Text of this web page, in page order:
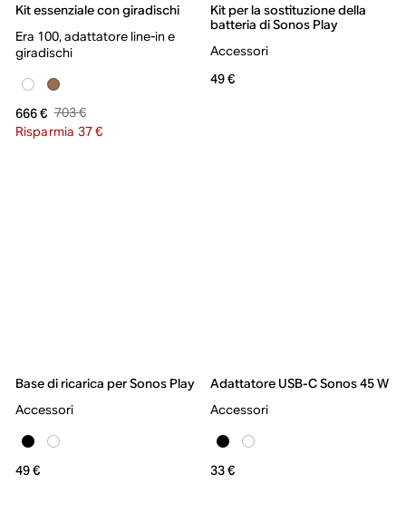
Kit essenziale con giradischi
Era 100, adattatore line-in e
giradischi
666 € 703 €
Risparmia 37 €
Kit per la sostituzione della
batteria di Sonos Play
Accessori
49 €
Base di ricarica per Sonos Play
Accessori
49 €
Adattatore USB-C Sonos 45 W
Accessori
33 €